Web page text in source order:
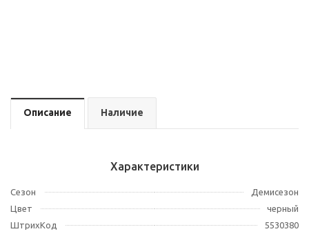
Описание Наличие
Характеристики
Сезон
Демисезон
Цвет
черный
ШтрихКод
5530380